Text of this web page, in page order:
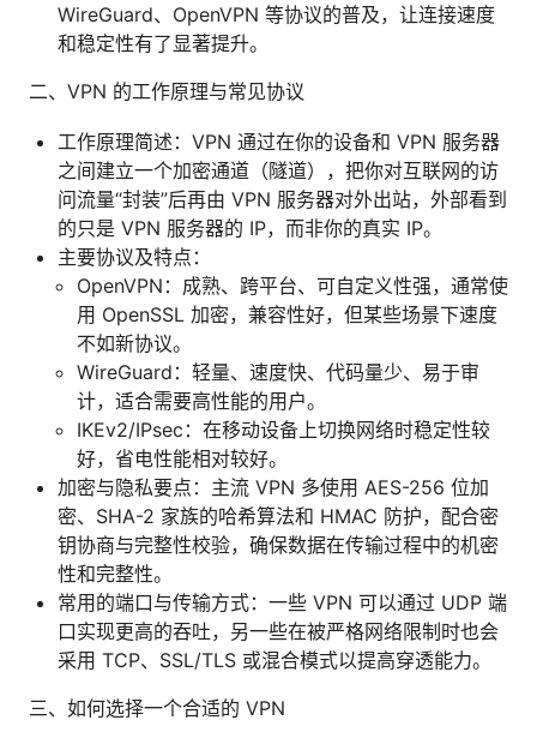
WireGuard、OpenVPN 等协议的普及，让连接速度
和稳定性有了显著提升。
二、VPN 的工作原理与常见协议
工作原理简述：VPN 通过在你的设备和 VPN 服务器
之间建立一个加密通道（隧道），把你对互联网的访
问流量“封装”后再由 VPN 服务器对外出站，外部看到
的只是 VPN 服务器的 IP，而非你的真实 IP。
主要协议及特点：
OpenVPN：成熟、跨平台、可自定义性强，通常使
用 OpenSSL 加密，兼容性好，但某些场景下速度
不如新协议。
WireGuard：轻量、速度快、代码量少、易于审
计，适合需要高性能的用户。
IKEv2/IPsec：在移动设备上切换网络时稳定性较
好，省电性能相对较好。
加密与隐私要点：主流 VPN 多使用 AES-256 位加
密、SHA-2 家族的哈希算法和 HMAC 防护，配合密
钥协商与完整性校验，确保数据在传输过程中的机密
性和完整性。
常用的端口与传输方式：一些 VPN 可以通过 UDP 端
口实现更高的吞吐，另一些在被严格网络限制时也会
采用 TCP、SSL/TLS 或混合模式以提高穿透能力。
三、如何选择一个合适的 VPN